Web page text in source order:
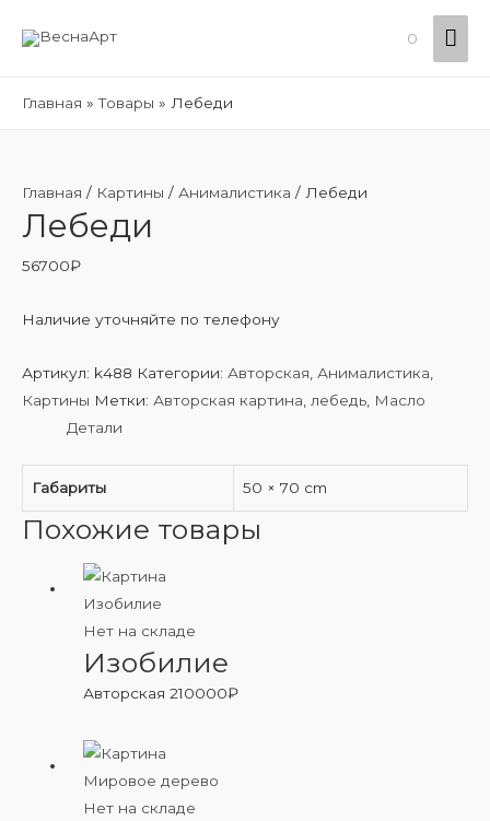
0
Главная Товары Лебеди
Главная / Картины / Анималистика / Лебеди
Лебеди
56700₽
Наличие уточняйте по телефону
Артикул: k488 Категории: Авторская Анималистика
Картины Метки: Авторская картина лебедь Масло
Детали
Габариты 50 × 70 cm
Похожие товары
Нет на складе
Изобилие
Авторская210000₽
Нет на складе